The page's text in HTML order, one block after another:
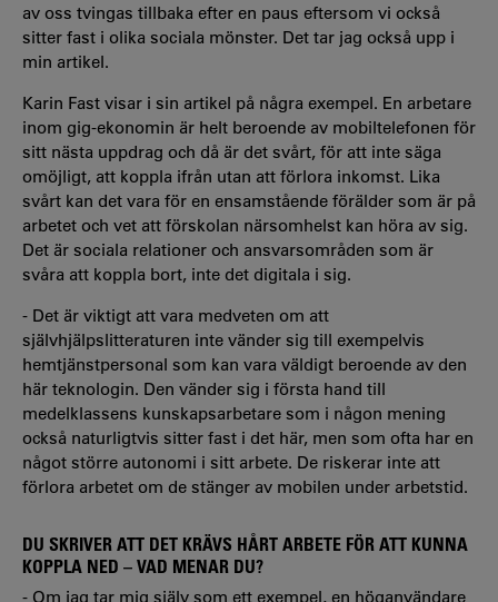
av oss tvingas tillbaka efter en paus eftersom vi också
sitter fast i olika sociala mönster. Det tar jag också upp i
min artikel.
Karin Fast visar i sin artikel på några exempel. En arbetare
inom gig-ekonomin är helt beroende av mobiltelefonen för
sitt nästa uppdrag och då är det svårt, för att inte säga
omöjligt, att koppla ifrån utan att förlora inkomst. Lika
svårt kan det vara för en ensamstående förälder som är på
arbetet och vet att förskolan närsomhelst kan höra av sig.
Det är sociala relationer och ansvarsområden som är
svåra att koppla bort, inte det digitala i sig.
- Det är viktigt att vara medveten om att
självhjälpslitteraturen inte vänder sig till exempelvis
hemtjänstpersonal som kan vara väldigt beroende av den
här teknologin. Den vänder sig i första hand till
medelklassens kunskapsarbetare som i någon mening
också naturligtvis sitter fast i det här, men som ofta har en
något större autonomi i sitt arbete. De riskerar inte att
förlora arbetet om de stänger av mobilen under arbetstid.
DU SKRIVER ATT DET KRÄVS HÅRT ARBETE FÖR ATT KUNNA
KOPPLA NED – VAD MENAR DU?
- Om jag tar mig själv som ett exempel, en höganvändare